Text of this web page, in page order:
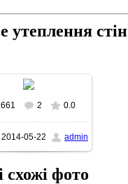
утеплення стін
реальном размере
/ 106.6Kb
2 0.0
2014-05-22 admin
схожі фото